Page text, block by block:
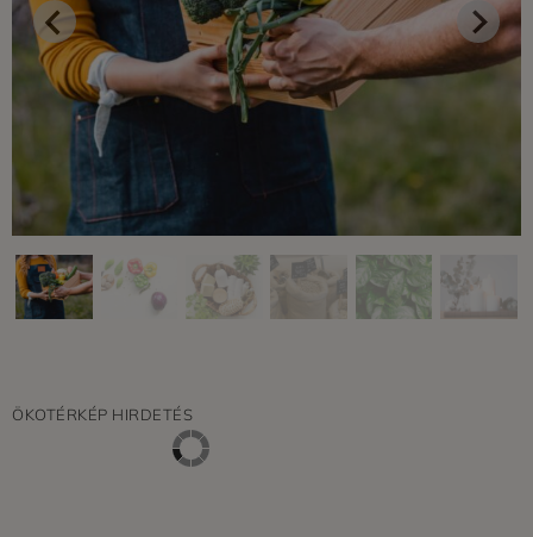
ÖKOTÉRKÉP HIRDETÉS